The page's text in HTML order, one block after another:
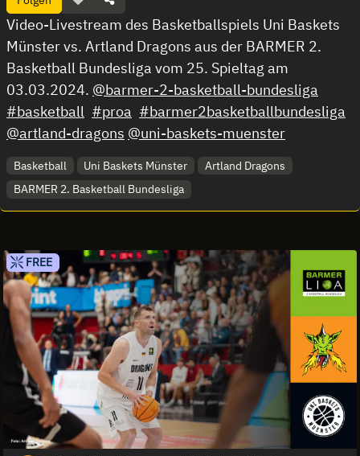
Video-Livestream des Basketballspiels Uni Baskets
Münster vs. Artland Dragons aus der BARMER 2.
Basketball Bundesliga vom 25. Spieltag am
03.03.2024. @barmer-2-basketball-bundesliga
#basketball #proa #barmer2basketballbundesliga
@artland-dragons @uni-baskets-muenster
Basketball Uni Baskets Münster
Artland Dragons
BARMER 2. Basketball Bundesliga
FREE